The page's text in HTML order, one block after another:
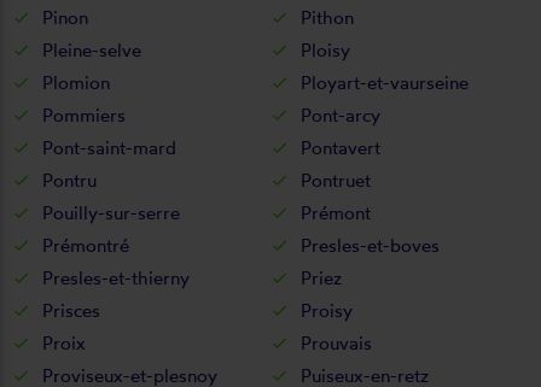
Pinon
Pithon
Pleine-selve
Ploisy
Plomion
Ployart-et-vaurseine
Pommiers
Pont-arcy
Pont-saint-mard
Pontavert
Pontru
Pontruet
Pouilly-sur-serre
Prémont
Prémontré
Presles-et-boves
Presles-et-thierny
Priez
Prisces
Proisy
Proix
Prouvais
Proviseux-et-plesnoy
Puiseux-en-retz